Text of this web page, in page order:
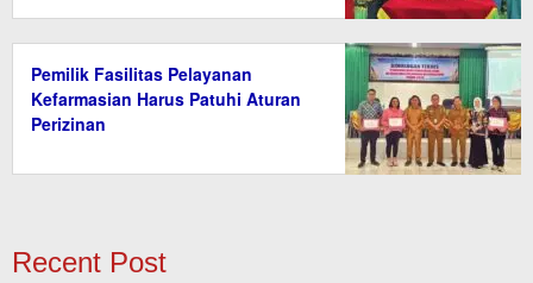
Pemilik Fasilitas Pelayanan
Kefarmasian Harus Patuhi Aturan
Perizinan
Recent Post